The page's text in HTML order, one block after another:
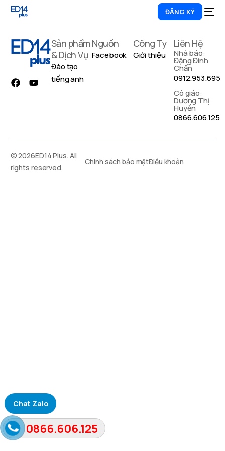
ĐĂNG KÝ
Sản phẩm
& Dịch Vụ
Đào tạo
tiếng anh
Nguồn
Facebook
Công Ty
Giới thiệu
Liên Hệ
Nhà báo:
Đặng Đình
Chấn
0912.953.695
Cô giáo:
Dương Thị
Huyền
0866.606.125
© 2026ED14 Plus. All
rights reserved.
Chinh sách bảo mậtĐiều khoản
01
ĐĂNG KÝ
Chat Zalo
0866.606.125